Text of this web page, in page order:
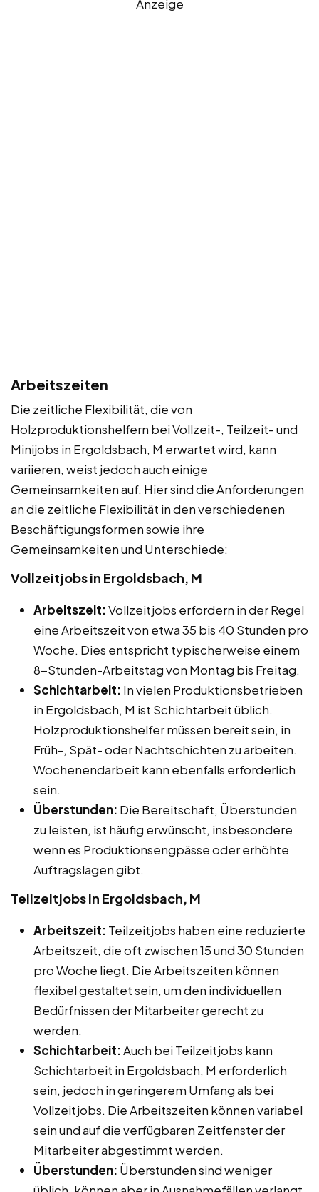
Anzeige
Arbeitszeiten
Die zeitliche Flexibilität, die von
Holzproduktionshelfern bei Vollzeit-, Teilzeit- und
Minijobs in Ergoldsbach, M erwartet wird, kann
variieren, weist jedoch auch einige
Gemeinsamkeiten auf. Hier sind die Anforderungen
an die zeitliche Flexibilität in den verschiedenen
Beschäftigungsformen sowie ihre
Gemeinsamkeiten und Unterschiede:
Vollzeitjobs in Ergoldsbach, M
Arbeitszeit:Vollzeitjobs erfordern in der Regel
eine Arbeitszeit von etwa 35 bis 40 Stunden pro
Woche. Dies entspricht typischerweise einem
8-Stunden-Arbeitstag von Montag bis Freitag.
Schichtarbeit: In vielen Produktionsbetrieben
in Ergoldsbach, M ist Schichtarbeit üblich.
Holzproduktionshelfer müssen bereit sein, in
Früh-, Spät- oder Nachtschichten zu arbeiten.
Wochenendarbeit kann ebenfalls erforderlich
sein.
Überstunden: Die Bereitschaft, Überstunden
zu leisten, ist häufig erwünscht, insbesondere
wenn es Produktionsengpässe oder erhöhte
Auftragslagen gibt.
Teilzeitjobs in Ergoldsbach, M
Arbeitszeit: Teilzeitjobs haben eine reduzierte
Arbeitszeit, die oft zwischen 15 und 30 Stunden
pro Woche liegt. Die Arbeitszeiten können
flexibel gestaltet sein, um den individuellen
Bedürfnissen der Mitarbeiter gerecht zu
werden.
Schichtarbeit:Auch bei Teilzeitjobs kann
Schichtarbeit in Ergoldsbach, M erforderlich
sein, jedoch in geringerem Umfang als bei
Vollzeitjobs. Die Arbeitszeiten können variabel
sein und auf die verfügbaren Zeitfenster der
Mitarbeiter abgestimmt werden.
Überstunden: Überstunden sind weniger